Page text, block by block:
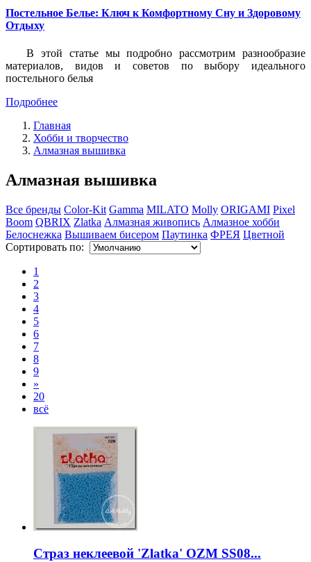
Постельное Белье: Ключ к Комфортному Сну и Здоровому
Отдыху
В этой статье мы подробно рассмотрим разнообразие
материалов, видов и советов по выбору идеального
постельного белья
Подробнее
Главная
Хобби и творчество
Алмазная вышивка
Алмазная вышивка
Все бренды Color-Kit Gamma MILATO Molly ORIGAMI Pixel
Boom QBRIX Zlatka Алмазная живопись Алмазное хобби
Белоснежка Вышиваем бисером Паутинка ФРЕЯ Цветной
Сортировать по:
1
2
3
4
5
6
7
8
9
»
20
всё
Страз неклеевой 'Zlatka' OZM SS08...